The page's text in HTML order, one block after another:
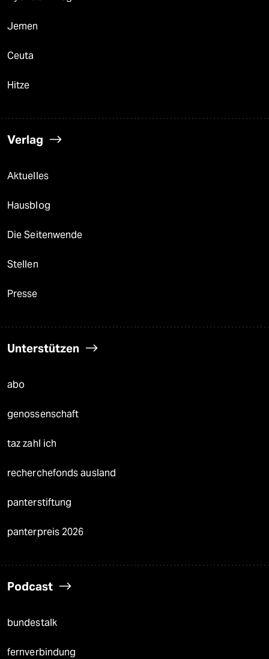
Jemen
Ceuta
Hitze
Verlag
Aktuelles
Hausblog
Die Seitenwende
Stellen
Presse
Unterstützen
abo
genossenschaft
taz zahl ich
recherchefonds ausland
panterstiftung
panterpreis 2026
Podcast
bundestalk
fernverbindung